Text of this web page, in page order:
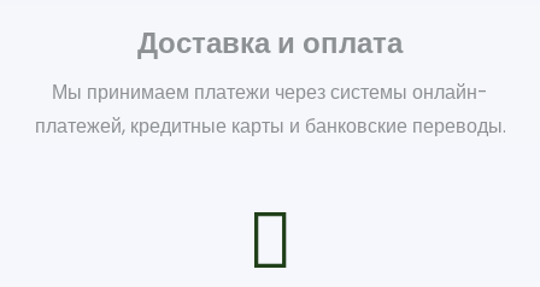
Доставка и оплата
Мы принимаем платежи через системы онлайн-
платежей, кредитные карты и банковские переводы.